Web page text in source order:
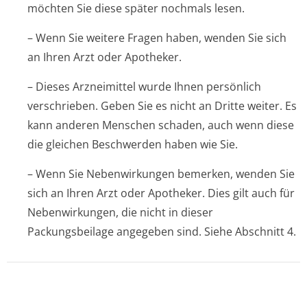
möchten Sie diese später nochmals lesen.
– Wenn Sie weitere Fragen haben, wenden Sie sich
an Ihren Arzt oder Apotheker.
– Dieses Arzneimittel wurde Ihnen persönlich
verschrieben. Geben Sie es nicht an Dritte weiter. Es
kann anderen Menschen schaden, auch wenn diese
die gleichen Beschwerden haben wie Sie.
– Wenn Sie Nebenwirkungen bemerken, wenden Sie
sich an Ihren Arzt oder Apotheker. Dies gilt auch für
Nebenwirkungen, die nicht in dieser
Packungsbeilage angegeben sind. Siehe Abschnitt 4.